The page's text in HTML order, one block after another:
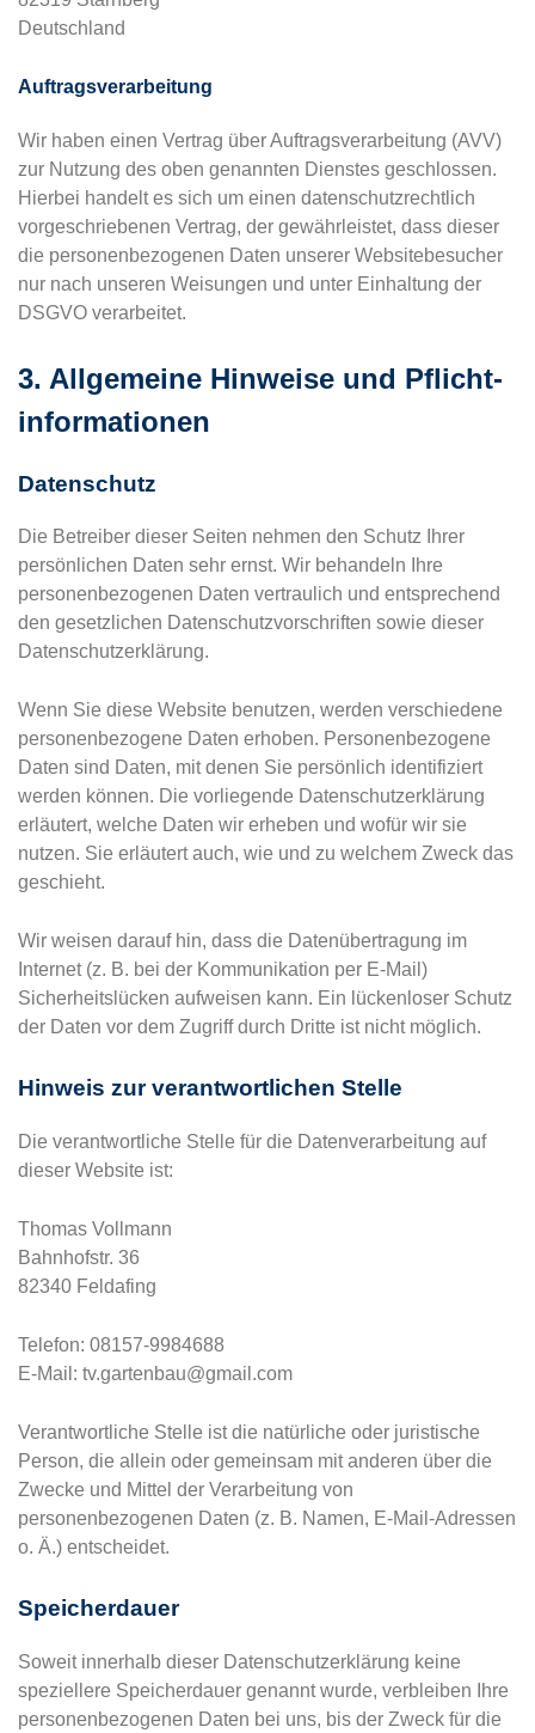
Deutschland
Auftragsverarbeitung
Wir haben einen Vertrag über Auftragsverarbeitung (AVV)
zur Nutzung des oben genannten Dienstes geschlossen.
Hierbei handelt es sich um einen datenschutzrechtlich
vorgeschriebenen Vertrag, der gewährleistet, dass dieser
die personenbezogenen Daten unserer Websitebesucher
nur nach unseren Weisungen und unter Einhaltung der
DSGVO verarbeitet.
3. Allgemeine Hinweise und Pflicht­
informationen
Datenschutz
Die Betreiber dieser Seiten nehmen den Schutz Ihrer
persönlichen Daten sehr ernst. Wir behandeln Ihre
personenbezogenen Daten vertraulich und entsprechend
den gesetzlichen Datenschutzvorschriften sowie dieser
Datenschutzerklärung.
Wenn Sie diese Website benutzen, werden verschiedene
personenbezogene Daten erhoben. Personenbezogene
Daten sind Daten, mit denen Sie persönlich identifiziert
werden können. Die vorliegende Datenschutzerklärung
erläutert, welche Daten wir erheben und wofür wir sie
nutzen. Sie erläutert auch, wie und zu welchem Zweck das
geschieht.
Wir weisen darauf hin, dass die Datenübertragung im
Internet (z. B. bei der Kommunikation per E-Mail)
Sicherheitslücken aufweisen kann. Ein lückenloser Schutz
der Daten vor dem Zugriff durch Dritte ist nicht möglich.
Hinweis zur verantwortlichen Stelle
Die verantwortliche Stelle für die Datenverarbeitung auf
dieser Website ist:
Thomas Vollmann
Bahnhofstr. 36
82340 Feldafing
Telefon: 08157-9984688
E-Mail: tv.gartenbau@gmail.com
Verantwortliche Stelle ist die natürliche oder juristische
Person, die allein oder gemeinsam mit anderen über die
Zwecke und Mittel der Verarbeitung von
personenbezogenen Daten (z. B. Namen, E-Mail-Adressen
o. Ä.) entscheidet.
Speicherdauer
Soweit innerhalb dieser Datenschutzerklärung keine
speziellere Speicherdauer genannt wurde, verbleiben Ihre
personenbezogenen Daten bei uns, bis der Zweck für die